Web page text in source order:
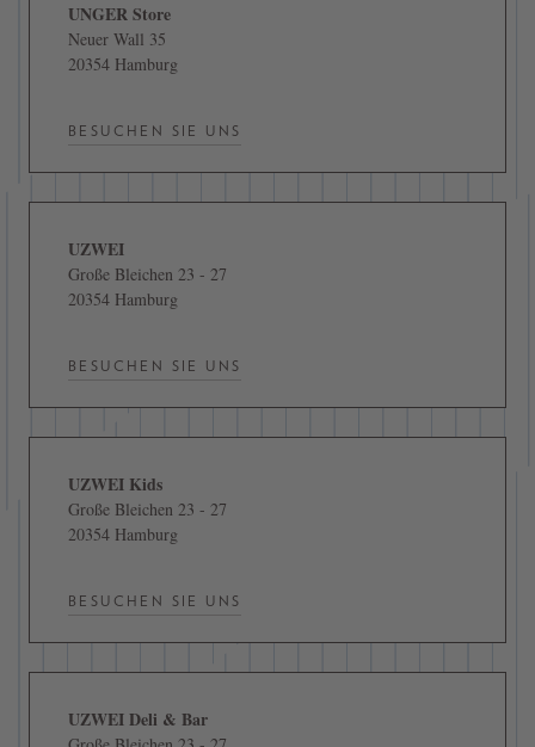
UNGER Store
Neuer Wall 35
20354 Hamburg
BESUCHEN SIE UNS
UZWEI
Große Bleichen 23 - 27
20354 Hamburg
BESUCHEN SIE UNS
UZWEI Kids
Große Bleichen 23 - 27
20354 Hamburg
BESUCHEN SIE UNS
UZWEI Deli & Bar